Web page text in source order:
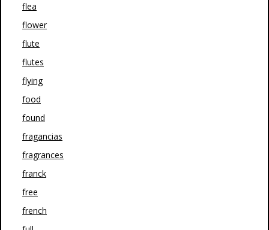
flea
flower
flute
flutes
flying
food
found
fragancias
fragrances
franck
free
french